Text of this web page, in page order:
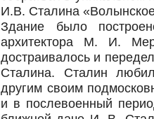
И.В. Сталина
Здание было
архитектора М. И.
достраивалось и
Сталина. Сталин
другим своим
и в послевоенный